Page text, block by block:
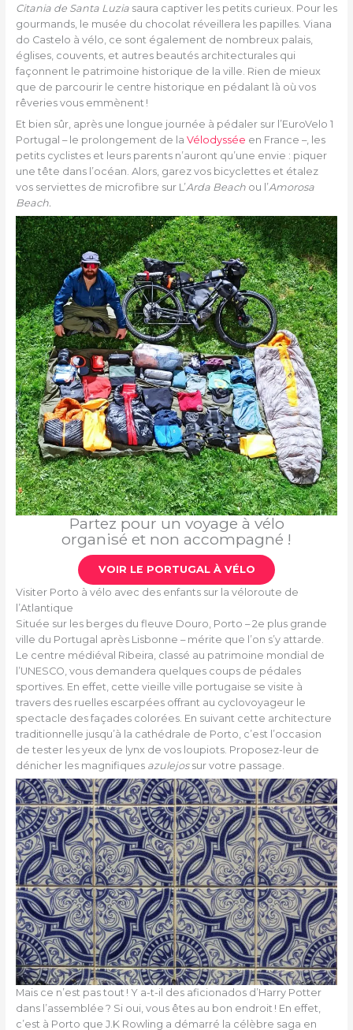
Citania de Santa Luzia saura captiver les petits curieux. Pour les
gourmands, le musée du chocolat réveillera les papilles. Viana
do Castelo à vélo, ce sont également de nombreux palais,
églises, couvents, et autres beautés architecturales qui
façonnent le patrimoine historique de la ville. Rien de mieux
que de parcourir le centre historique en pédalant là où vos
rêveries vous emmènent !
Et bien sûr, après une longue journée à pédaler sur l’EuroVelo 1
Portugal – le prolongement de la Vélodyssée en France –, les
petits cyclistes et leurs parents n’auront qu’une envie : piquer
une tête dans l’océan. Alors, garez vos bicyclettes et étalez
vos serviettes de microfibre sur L’Arda Beachou l’Amorosa
Beach.
Partez pour un voyage à vélo
organisé et non accompagné !
VOIR LE PORTUGAL À VÉLO
Visiter Porto à vélo avec des enfants sur la véloroute de
l’Atlantique
Située sur les berges du fleuve Douro, Porto – 2e plus grande
ville du Portugal après Lisbonne – mérite que l’on s’y attarde.
Le centre médiéval Ribeira, classé au patrimoine mondial de
l’UNESCO, vous demandera quelques coups de pédales
sportives. En effet, cette vieille ville portugaise se visite à
travers des ruelles escarpées offrant au cyclovoyageur le
spectacle des façades colorées. En suivant cette architecture
traditionnelle jusqu’à la cathédrale de Porto, c’est l’occasion
de tester les yeux de lynx de vos loupiots. Proposez-leur de
dénicher les magnifiques azulejos sur votre passage.
Mais ce n’est pas tout ! Y a-t-il des aficionados d’Harry Potter
dans l’assemblée ? Si oui, vous êtes au bon endroit ! En effet,
c’est à Porto que J.K Rowling a démarré la célèbre saga en